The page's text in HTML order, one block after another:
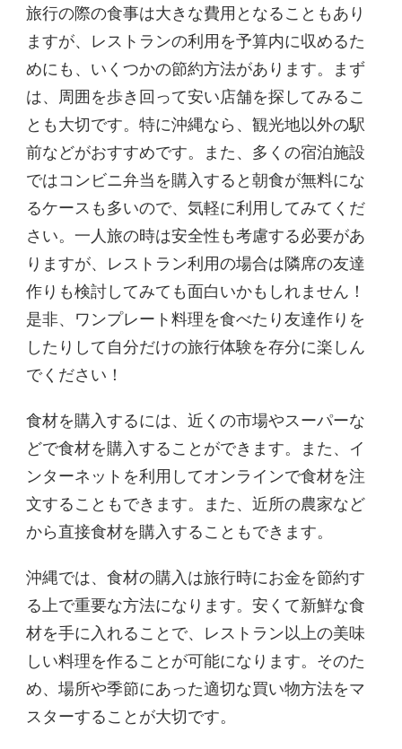
旅行の際の食事は大きな費用となることもあり
ますが、レストランの利用を予算内に収めるた
めにも、いくつかの節約方法があります。まず
は、周囲を歩き回って安い店舗を探してみるこ
とも大切です。特に沖縄なら、観光地以外の駅
前などがおすすめです。また、多くの宿泊施設
ではコンビニ弁当を購入すると朝食が無料にな
るケースも多いので、気軽に利用してみてくだ
さい。一人旅の時は安全性も考慮する必要があ
りますが、レストラン利用の場合は隣席の友達
作りも検討してみても面白いかもしれません！
是非、ワンプレート料理を食べたり友達作りを
したりして自分だけの旅行体験を存分に楽しん
でください！
食材を購入するには、近くの市場やスーパーな
どで食材を購入することができます。また、イ
ンターネットを利用してオンラインで食材を注
文することもできます。また、近所の農家など
から直接食材を購入することもできます。
沖縄では、食材の購入は旅行時にお金を節約す
る上で重要な方法になります。安くて新鮮な食
材を手に入れることで、レストラン以上の美味
しい料理を作ることが可能になります。そのた
め、場所や季節にあった適切な買い物方法をマ
スターすることが大切です。